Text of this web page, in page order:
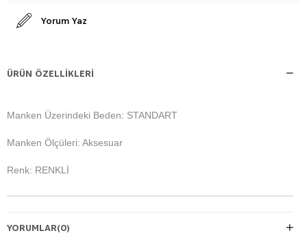
Yorum Yaz
ÜRÜN ÖZELLIKLERI
Manken Üzerindeki Beden: STANDART
Manken Ölçüleri: Aksesuar
Renk: RENKLİ
YORUMLAR(0)